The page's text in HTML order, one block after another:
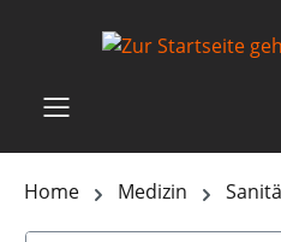
Home Medizin